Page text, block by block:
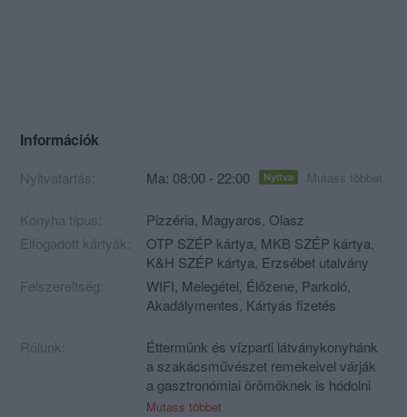
Információk
Nyitvatartás: Ma: 08:00 - 22:00 Nyitva Mutass többet
Konyha típus: Pizzéria, Magyaros, Olasz
Elfogadott kártyák:
OTP SZÉP kártya, MKB SZÉP kártya,
K&H SZÉP kártya, Erzsébet utalvány
Felszereltség:
WIFI, Melegétel, Élőzene, Parkoló,
Akadálymentes, Kártyás fizetés
Rólunk:
Éttermünk és vízparti látványkonyhánk
a szakácsművészet remekeivel várják
a gasztronómiai örömöknek is hódolni
vágyókat, vagy csak a megéhezőket.
Mutass többet